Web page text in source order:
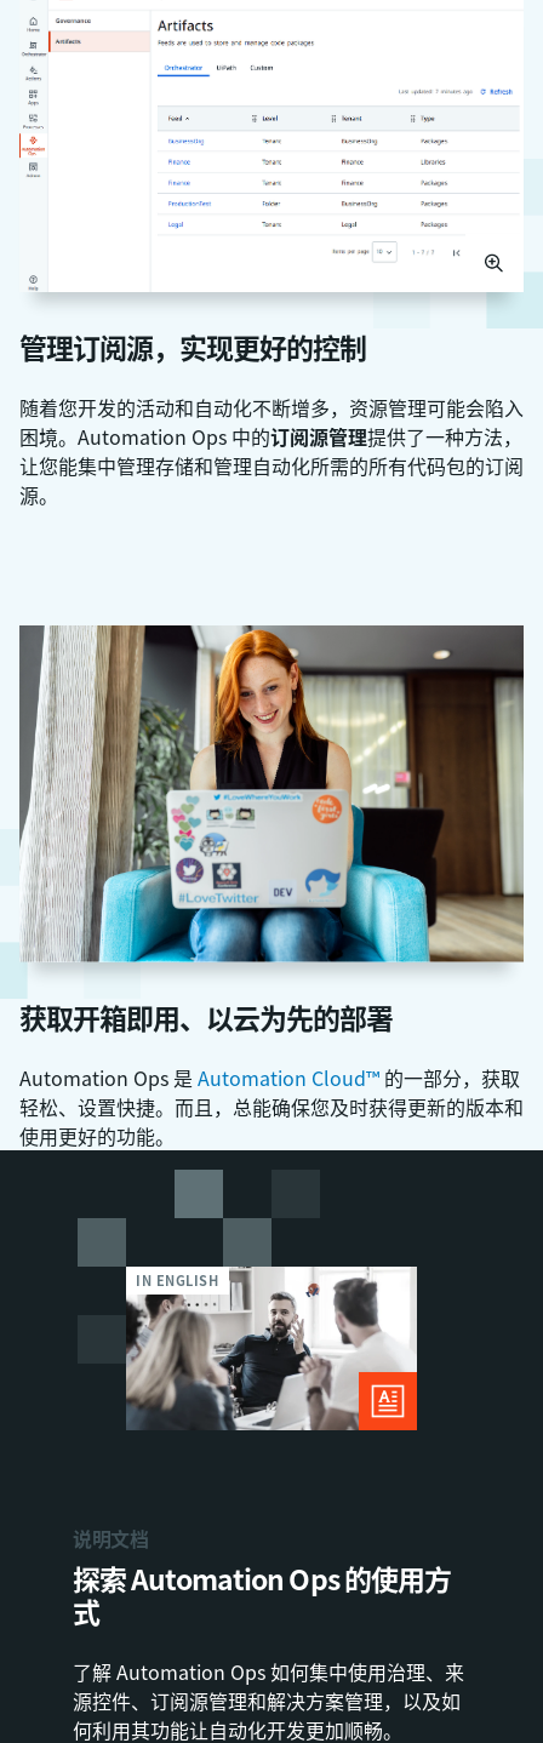
管理订阅源，实现更好的控制
随着您开发的活动和自动化不断增多，资源管理可能会陷入
困境。Automation Ops 中的订阅源管理提供了一种方法，
让您能集中管理存储和管理自动化所需的所有代码包的订阅
源。
获取开箱即用、以云为先的部署
Automation Ops 是 Automation Cloud™ 的一部分，获取
轻松、设置快捷。而且，总能确保您及时获得更新的版本和
使用更好的功能。
IN ENGLISH
说明文档
探索 Automation Ops 的使用方
式
了解 Automation Ops 如何集中使用治理、来
源控件、订阅源管理和解决方案管理，以及如
何利用其功能让自动化开发更加顺畅。